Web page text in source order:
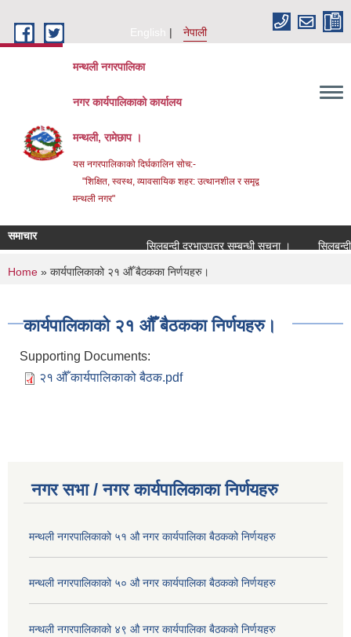
English
नेपाली
मन्थली नगरपालिका
नगर कार्यपालिकाको कार्यालय
मन्थली, रामेछाप ।
यस नगरपालिकाको दिर्घकालिन सोच:-
"शिक्षित, स्वस्थ, व्यावसायिक शहर: उत्थानशील र समृद्व
मन्थली नगर"
समाचार
सिलबन्दी दरभाउपत्र सम्बन्धी सूचना ।
सिलबन्दी
You are here
Home » कार्यपालिकाको २१ औँ बैठकका निर्णयहरु।
कार्यपालिकाको २१ औँ बैठकका निर्णयहरु।
Supporting Documents:
२१ औँ कार्यपालिकाको बैठक.pdf
नगर सभा / नगर कार्यपालिकाका निर्णयहरु
मन्थली नगरपालिकाको ५१ औ नगर कार्यपालिका बैठकको निर्णयहरु
मन्थली नगरपालिकाको ५० औ नगर कार्यपालिका बैठकको निर्णयहरु
मन्थली नगरपालिकाको ४९ औ नगर कार्यपालिका बैठकको निर्णयहरु